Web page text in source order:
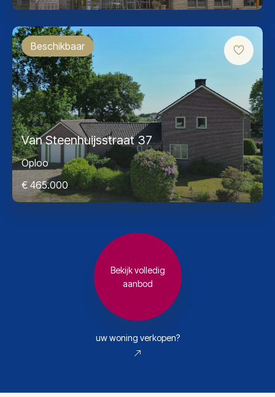
Beschikbaar
Van Steenhuijsstraat 37
Oploo
€ 465.000
Bekijk volledig
aanbod
uw woning verkopen?